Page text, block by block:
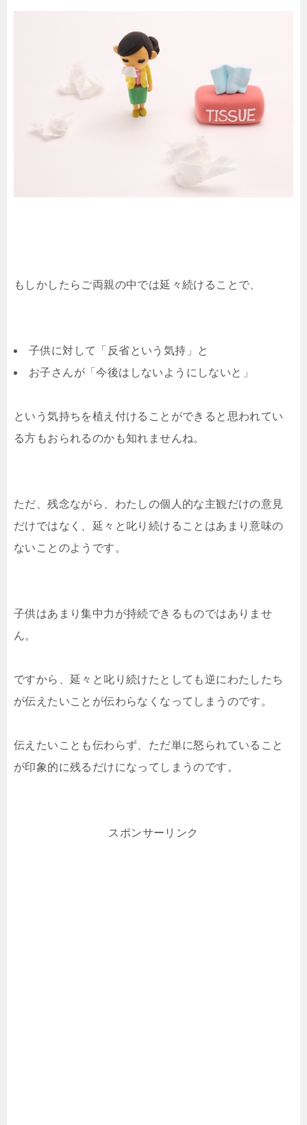
もしかしたらご両親の中では延々続けることで、
子供に対して「反省という気持」と
お子さんが「今後はしないようにしないと」
という気持ちを植え付けることができると思われてい
る方もおられるのかも知れませんね。
ただ、残念ながら、わたしの個人的な主観だけの意見
だけではなく、延々と叱り続けることはあまり意味の
ないことのようです。
子供はあまり集中力が持続できるものではありませ
ん。
ですから、延々と叱り続けたとしても逆にわたしたち
が伝えたいことが伝わらなくなってしまうのです。
伝えたいことも伝わらず、ただ単に怒られていること
が印象的に残るだけになってしまうのです。
スポンサーリンク